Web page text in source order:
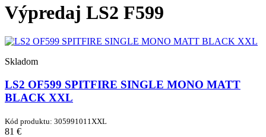
Výpredaj LS2 F599
Skladom
LS2 OF599 SPITFIRE SINGLE MONO MATT
BLACK XXL
Kód produktu: 305991011XXL
81 €